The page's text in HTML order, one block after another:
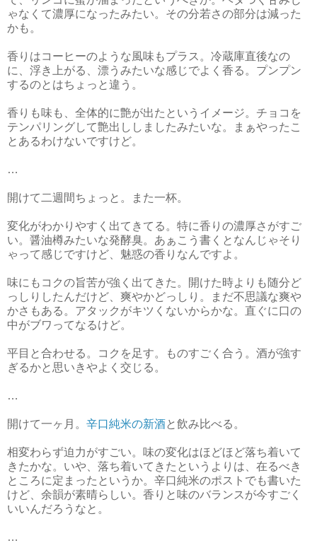
ゃなくて濃厚になったみたい。その分若さの部分は減った
かも。
香りはコーヒーのような風味もプラス。冷蔵庫直後なの
に、浮き上がる、漂うみたいな感じでよく香る。プンプン
するのとはちょっと違う。
香りも味も、全体的に艶が出たというイメージ。チョコを
テンパリングして艶出ししましたみたいな。まぁやったこ
とあるわけないですけど。
…
開けて二週間ちょっと。また一杯。
変化がわかりやすく出てきてる。特に香りの濃厚さがすご
い。醤油樽みたいな発酵臭。あぁこう書くとなんじゃそり
ゃって感じですけど、魅惑の香りなんですよ。
味にもコクの旨苦が強く出てきた。開けた時よりも随分ど
っしりしたんだけど、爽やかどっしり。まだ不思議な爽や
かさもある。アタックがキツくないからかな。直ぐに口の
中がブワってなるけど。
平目と合わせる。コクを足す。ものすごく合う。酒が強す
ぎるかと思いきやよく交じる。
…
開けて一ヶ月。 辛口純米の新酒と飲み比べる。
相変わらず迫力がすごい。味の変化はほどほど落ち着いて
きたかな。いや、落ち着いてきたというよりは、在るべき
ところに定まったというか。辛口純米のポストでも書いた
けど、余韻が素晴らしい。香りと味のバランスが今すごく
いいんだろうなと。
…